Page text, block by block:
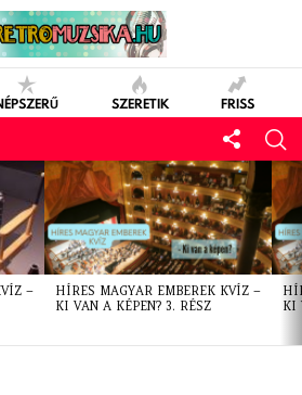
SZERETIK FRISS
–
HÍRES MAGYAR EMBEREK KVÍZ –
KI VAN A KÉPEN? 3. RÉSZ
KI